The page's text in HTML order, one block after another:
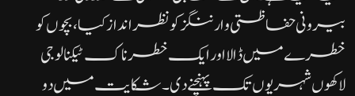
بیرونی حفاظتی وارننگز کو نظر انداز کیا، بچوں کو
خطرے میں ڈالا اور ایک خطرناک ٹیکنالوجی
لاکھوں شہریوں تک پہنچنے دی۔شکایت میں دو